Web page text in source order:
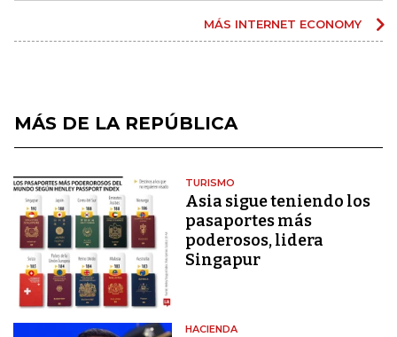
MÁS INTERNET ECONOMY
MÁS DE LA REPÚBLICA
TURISMO
Asia sigue teniendo los
pasaportes más
poderosos, lidera
Singapur
HACIENDA